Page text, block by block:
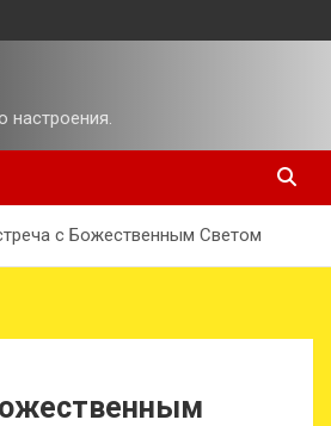
настроения.
с Божественным Светом